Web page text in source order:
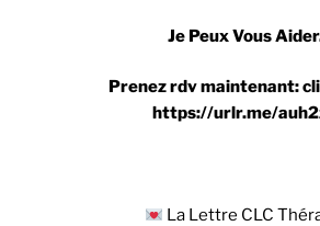
Je Peux Vous
Prenez rdv maintenant:
https://urlr.me/
La Lettre CLC